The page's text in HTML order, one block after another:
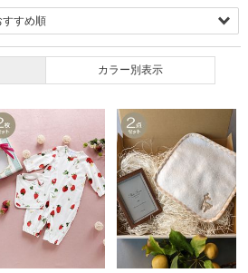
カラー別表示